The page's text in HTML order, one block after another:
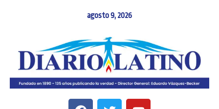
agosto 9, 2026